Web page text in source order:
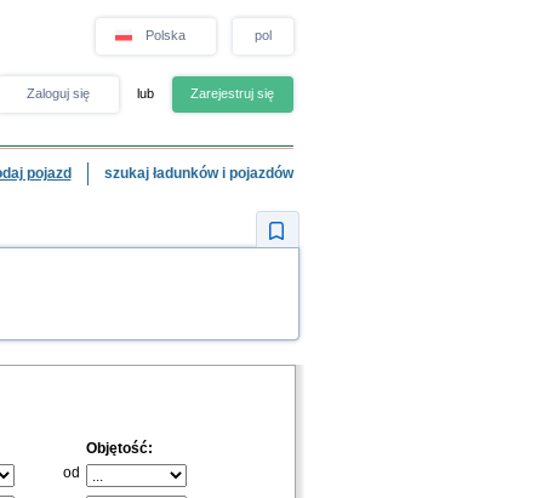
Polska pol
Zaloguj się lub Zarejestruj się
pojazd szukaj ładunków i pojazdów
Objętość:
od